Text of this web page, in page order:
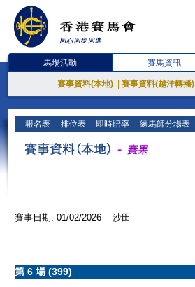
馬場活動 賽馬資訊
賽事資料(本地) 賽事資料(越洋轉播)
報名表 排位表 即時賠率 練馬師分場表
賽事日期: 01/02/2026 沙田
第 6 場 (399)